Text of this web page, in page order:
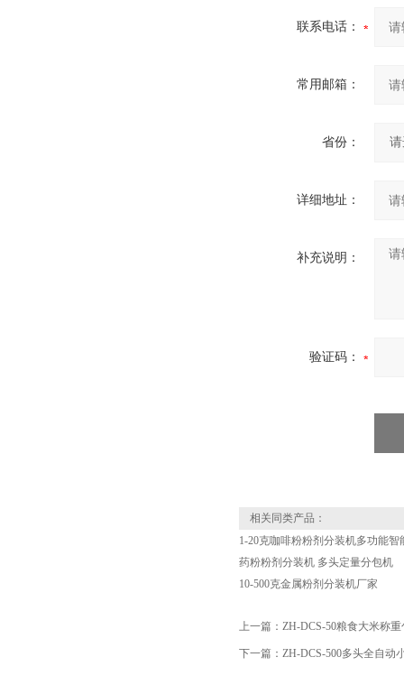
联系电话：
常用邮箱：
省份：
详细地址：
补充说明：
验证码：
相关同类产品：
1-20克咖啡粉粉剂分装机多功能智
药粉粉剂分装机 多头定量分包机
10-500克金属粉剂分装机厂家
上一篇： ZH-DCS-50粮食大米称
下一篇： ZH-DCS-500多头全自动